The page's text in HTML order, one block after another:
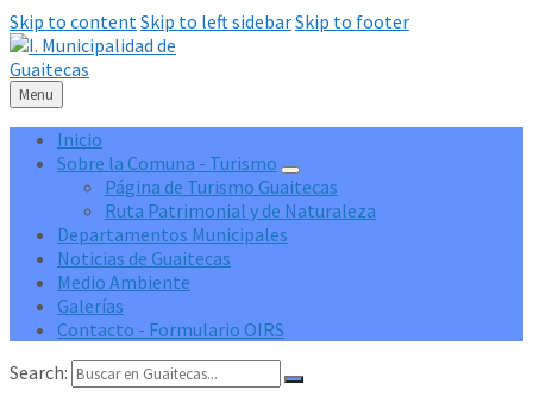
Skip to contentSkip to left sidebarSkip to footer
Menu
Inicio
Sobre la Comuna - Turismo
Página de Turismo Guaitecas
Ruta Patrimonial y de Naturaleza
Departamentos Municipales
Noticias de Guaitecas
Medio Ambiente
Galerías
Contacto - Formulario OIRS
Search: